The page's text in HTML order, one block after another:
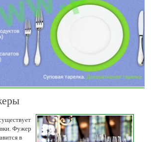
Фужер
в